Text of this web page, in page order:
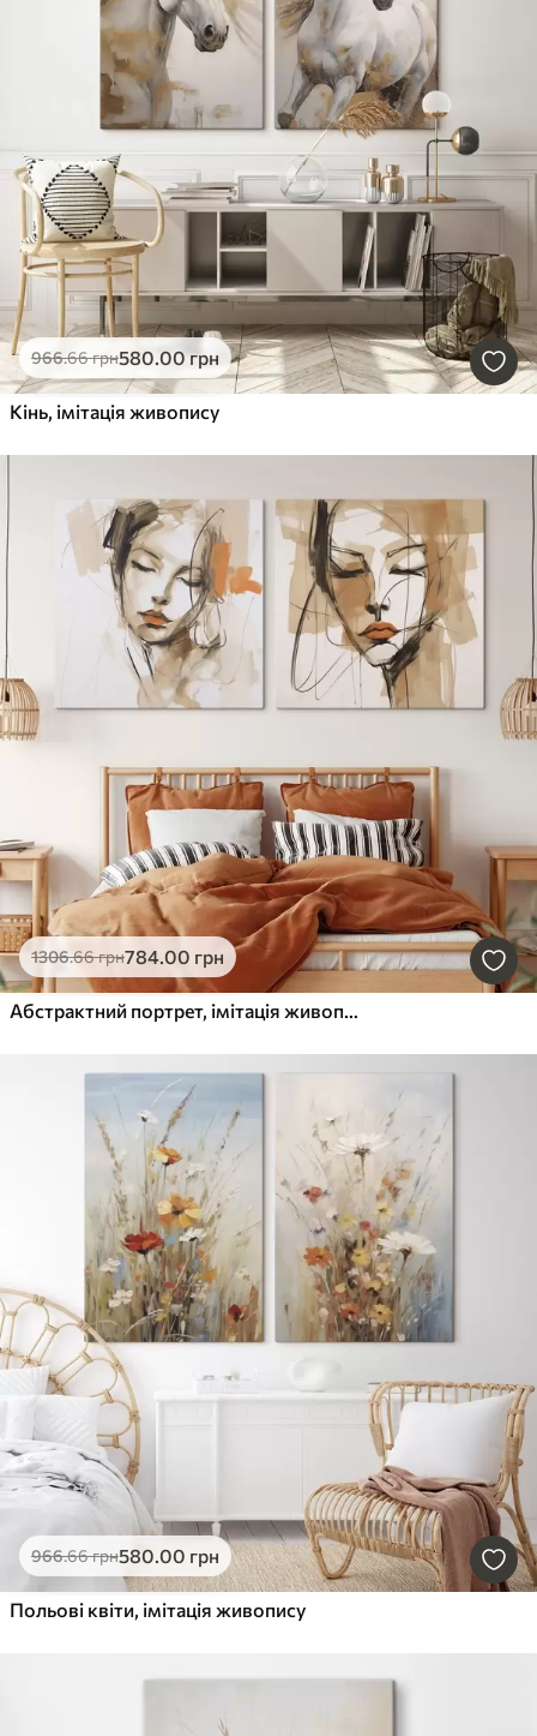
966.66грн580.00грн
Кінь, імітація живопису
1306.66грн784.00 грн
Абстрактний портрет, імітація живопису
966.66грн580.00 грн
Польові квіти, імітація живопису